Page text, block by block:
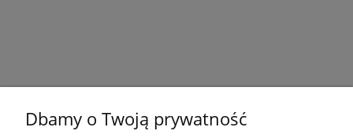
Dbamy o Twoją prywatność